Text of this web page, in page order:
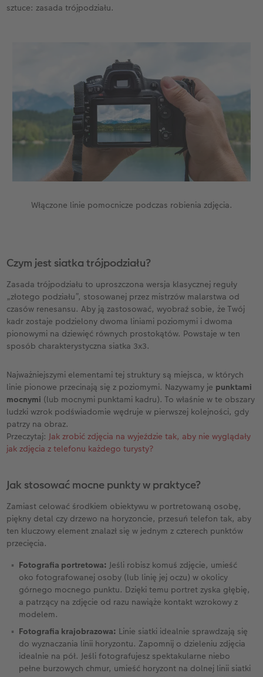
sztuce: zasada trójpodziału.
Włączone linie pomocnicze podczas robienia zdjęcia.
Czym jest siatka trójpodziału?
Zasada trójpodziału to uproszczona wersja klasycznej reguły
„złotego podziału”, stosowanej przez mistrzów malarstwa od
czasów renesansu. Aby ją zastosować, wyobraź sobie, że Twój
kadr zostaje podzielony dwoma liniami poziomymi i dwoma
pionowymi na dziewięć równych prostokątów. Powstaje w ten
sposób charakterystyczna siatka 3x3.
Najważniejszymi elementami tej struktury są miejsca, w których
linie pionowe przecinają się z poziomymi. Nazywamy je punktami
mocnymi (lub mocnymi punktami kadru). To właśnie w te obszary
ludzki wzrok podświadomie wędruje w pierwszej kolejności, gdy
patrzy na obraz.
Przeczytaj:Jak zrobić zdjęcia na wyjeździe tak, aby nie wyglądały
jak zdjęcia z telefonu każdego turysty?
Jak stosować mocne punkty w praktyce?
Zamiast celować środkiem obiektywu w portretowaną osobę,
piękny detal czy drzewo na horyzoncie, przesuń telefon tak, aby
ten kluczowy element znalazł się w jednym z czterech punktów
przecięcia.
Fotografia portretowa: Jeśli robisz komuś zdjęcie, umieść
oko fotografowanej osoby (lub linię jej oczu) w okolicy
górnego mocnego punktu. Dzięki temu portret zyska głębię,
a patrzący na zdjęcie od razu nawiąże kontakt wzrokowy z
modelem.
Fotografia krajobrazowa: Linie siatki idealnie sprawdzają się
do wyznaczania linii horyzontu. Zapomnij o dzieleniu zdjęcia
idealnie na pół. Jeśli fotografujesz spektakularne niebo
pełne burzowych chmur, umieść horyzont na dolnej linii siatki